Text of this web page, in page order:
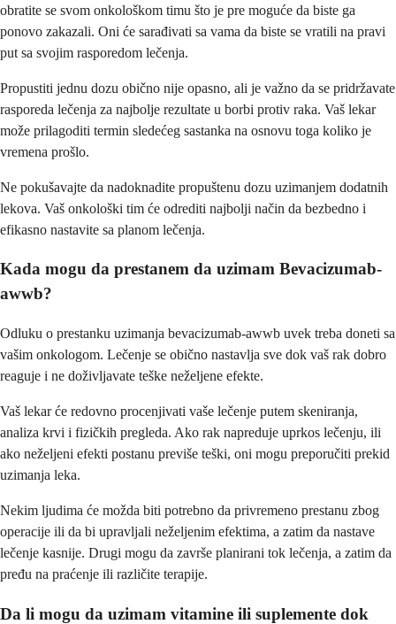
obratite se svom onkološkom timu što je pre moguće da biste ga
ponovo zakazali. Oni će sarađivati sa vama da biste se vratili na pravi
put sa svojim rasporedom lečenja.
Propustiti jednu dozu obično nije opasno, ali je važno da se pridržavate
rasporeda lečenja za najbolje rezultate u borbi protiv raka. Vaš lekar
može prilagoditi termin sledećeg sastanka na osnovu toga koliko je
vremena prošlo.
Ne pokušavajte da nadoknadite propuštenu dozu uzimanjem dodatnih
lekova. Vaš onkološki tim će odrediti najbolji način da bezbedno i
efikasno nastavite sa planom lečenja.
Kada mogu da prestanem da uzimam Bevacizumab-
awwb?
Odluku o prestanku uzimanja bevacizumab-awwb uvek treba doneti sa
vašim onkologom. Lečenje se obično nastavlja sve dok vaš rak dobro
reaguje i ne doživljavate teške neželjene efekte.
Vaš lekar će redovno procenjivati vaše lečenje putem skeniranja,
analiza krvi i fizičkih pregleda. Ako rak napreduje uprkos lečenju, ili
ako neželjeni efekti postanu previše teški, oni mogu preporučiti prekid
uzimanja leka.
Nekim ljudima će možda biti potrebno da privremeno prestanu zbog
operacije ili da bi upravljali neželjenim efektima, a zatim da nastave
lečenje kasnije. Drugi mogu da završe planirani tok lečenja, a zatim da
pređu na praćenje ili različite terapije.
Da li mogu da uzimam vitamine ili suplemente dok